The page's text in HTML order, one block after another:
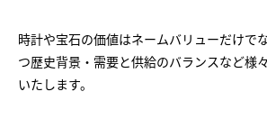
時計や宝石の価値はネームバリューだけで
つ歴史背景・需要と供給のバランスなど様
いたします。